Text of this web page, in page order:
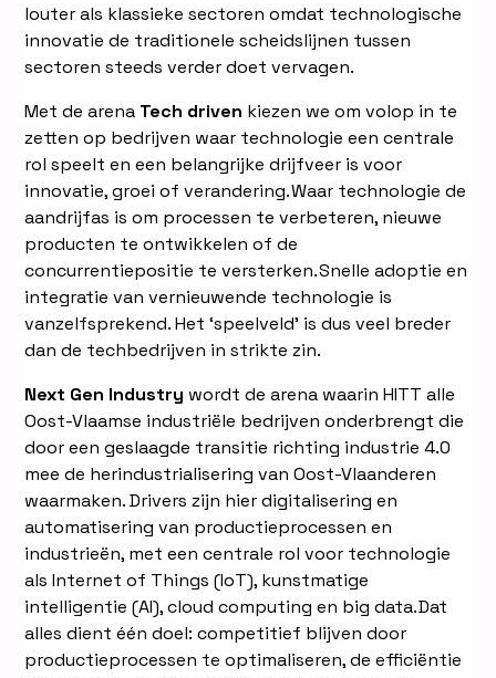
louter als klassieke sectoren omdat technologische
innovatie de traditionele scheidslijnen tussen
sectoren steeds verder doet vervagen.
Met de arena Tech driven kiezen we om volop in te
zetten op bedrijven waar technologie een centrale
rol speelt en een belangrijke drijfveer is voor
innovatie, groei of verandering. Waar technologie de
aandrijfas is om processen te verbeteren, nieuwe
producten te ontwikkelen of de
concurrentiepositie te versterken. Snelle adoptie en
integratie van vernieuwende technologie is
vanzelfsprekend. Het ‘speelveld’ is dus veel breder
dan de techbedrijven in strikte zin.
Next Gen Industry wordt de arena waarin HITT alle
Oost-Vlaamse industriële bedrijven onderbrengt die
door een geslaagde transitie richting industrie 4.0
mee de herindustrialisering van Oost-Vlaanderen
waarmaken. Drivers zijn hier digitalisering en
automatisering van productieprocessen en
industrieën, met een centrale rol voor technologie
als Internet of Things (IoT), kunstmatige
intelligentie (AI), cloud computing en big data. Dat
alles dient één doel: competitief blijven door
productieprocessen te optimaliseren, de efficiëntie